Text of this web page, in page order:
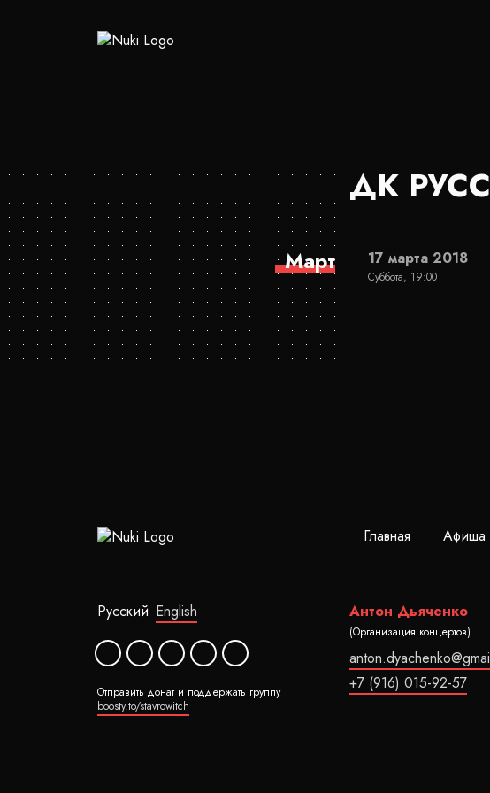
ДК
Март 17 марта 2018
Суббота, 19:00
Главная Афиша
Русский English
Отправить донат и поддержать группу
boosty.to/stavrowitch
Антон Дьяченко
(Организация концертов)
+7 (916) 015-92-57